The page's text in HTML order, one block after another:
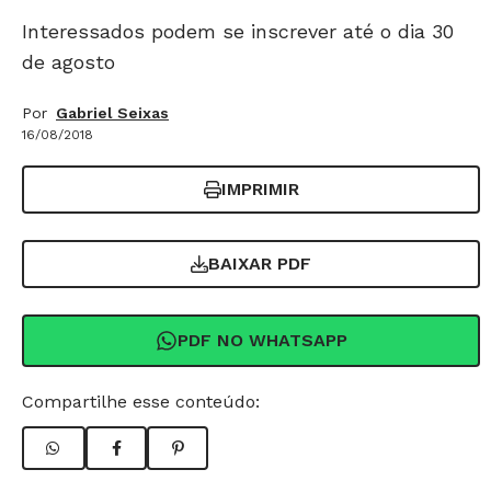
Interessados podem se inscrever até o dia 30
de agosto
Por Gabriel Seixas
16/08/2018
IMPRIMIR
BAIXAR PDF
PDF NO WHATSAPP
Compartilhe esse conteúdo: